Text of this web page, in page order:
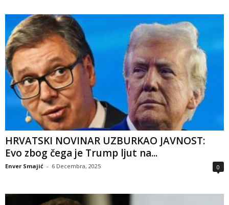
HRVATSKI NOVINAR UZBURKAO JAVNOST:
Evo zbog čega je Trump ljut na...
Enver Smajić - 6 Decembra, 2025 0